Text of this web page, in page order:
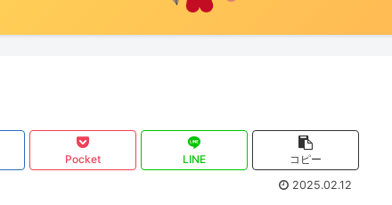
Pocket LINE
コピー
2025.02.12